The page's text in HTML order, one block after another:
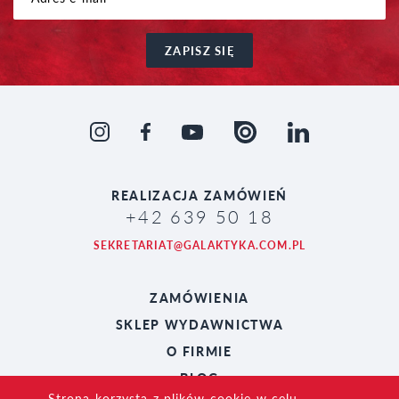
ZAPISZ SIĘ
REALIZACJA ZAMÓWIEŃ
+42 639 50 18
SEKRETARIAT@GALAKTYKA.COM.PL
ZAMÓWIENIA
SKLEP WYDAWNICTWA
O FIRMIE
BLOG